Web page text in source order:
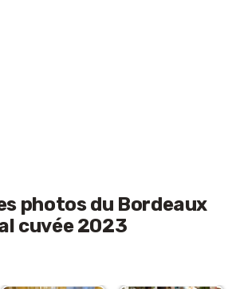
photos du Bordeaux
cuvée 2023